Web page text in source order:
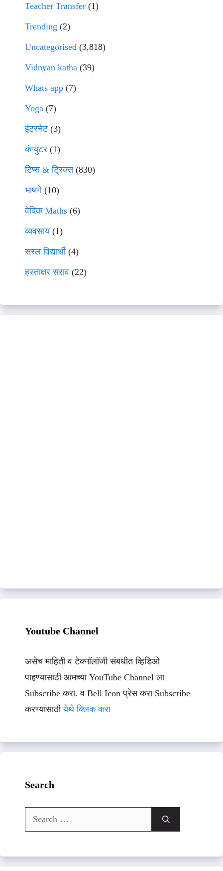
Teacher Transfer (1)
Trending (2)
Uncategorised (3,818)
Vidnyan katha (39)
Whats app (7)
Yoga (7)
इंटरनेट(3)
कंप्युटर (1)
टिप्स & ट्रिक्स(830)
भाषणे(10)
वेदिक Maths (6)
व्यवसाय(1)
सरल विद्यार्थी(4)
हस्ताक्षर सराव (22)
Youtube Channel
असेच माहिती व टेक्नॉलॉजी संबधीत व्हिडिओ
पाहण्यासाठी आमच्या YouTube Channel ला
Subscribe करा. व Bell Icon प्रेस करा Subscribe
करण्यासाठीयेथे क्लिक करा
Search
Search
for: